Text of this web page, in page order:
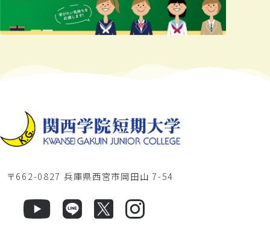
〒662-0827 兵庫県西宮市岡田山 7-54